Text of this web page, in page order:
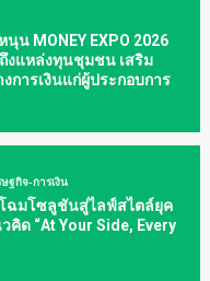
น MONEY EXPO 2026
งแหล่งทุนชุมชน เสริม
การเงินแก่ผู้ประกอบการ
ษฐกิจ-การเงิน
ฉมโซลูชันสู่ไลฟ์สไตล์ยุค
คิด “At Your Side, Every